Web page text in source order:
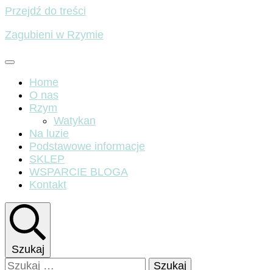
Przejdź do treści
Zagubieni w Rzymie
Home
O nas
Rzym
Watykan
Na luzie
Podstawowe informacje
SKLEP
WSPARCIE BLOGA
Kontakt
Szukaj
Szukaj: